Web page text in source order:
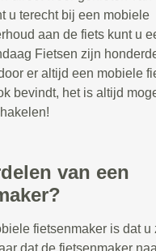
u terecht bij een mobiele
aan de fiets kunt u
Fietsen zijn
er altijd een mobiele
bevindt, het is altijd
van een
fietsenmaker is dat u
dat de fietsenmaker